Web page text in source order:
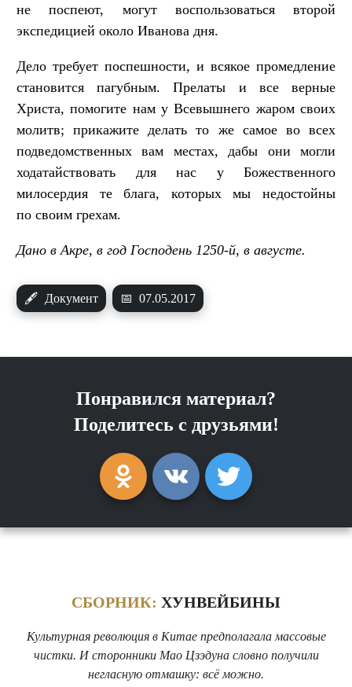
не поспеют, могут воспользоваться второй
экспедицией около Иванова дня.
Дело требует поспешности, и всякое промедление
становится пагубным. Прелаты и все верные
Христа, помогите нам у Всевышнего жаром своих
молитв; прикажите делать то же самое во всех
подведомственных вам местах, дабы они могли
ходатайствовать для нас у Божественного
милосердия те блага, которых мы недостойны
по своим грехам.
Дано в Акре, в год Господень 1250-й, в августе.
🖋 Документ 📅 07.05.2017
Понравился материал?
Поделитесь с друзьями!
СБОРНИК: ХУНВЕЙБИНЫ
Культурная революция в Китае предполагала массовые
чистки. И сторонники Мао Цзэдуна словно получили
негласную отмашку: всё можно.